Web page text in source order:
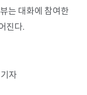
는 대화에 참여한
진다.
기자​